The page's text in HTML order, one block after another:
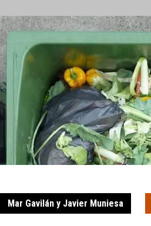
Mar Gavilán y Javier Muniesa